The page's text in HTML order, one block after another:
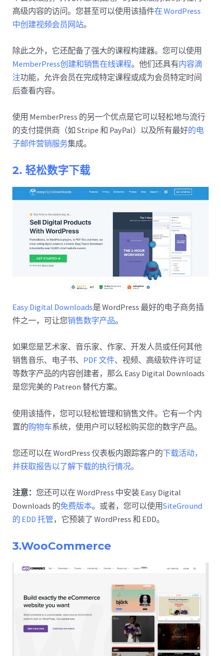
高级内容的访问。您甚至可以使用该插件在 WordPress
中创建视频会员网站。
除此之外，它还配备了强大的课程构建器。您可以使用
MemberPress创建和销售在线课程。他们还具有内容滴
注功能，允许会员在完成特定课程或成为会员特定时间
后查看内容。
使用 MemberPress 的另一个优点是它可以轻松地与流行
的支付提供商（如 Stripe 和 PayPal）以及所有最好的电
子邮件营销服务集成。
2. 轻松数字下载
Easy Digital Downloads是 WordPress 最好的电子商务插
件之一，可让您销售数字产品。
如果您是艺术家、音乐家、作家、开发人员或任何其他
销售音乐、电子书、 PDF 文件、视频、高级软件许可证
等数字产品的内容创建者，那么 Easy Digital Downloads
是您完美的 Patreon 替代方案。
使用该插件，您可以轻松管理和销售文件。它有一个内
置的购物车系统，使用户可以轻松购买您的数字产品。
您还可以在 WordPress 仪表板内跟踪客户的下载活动，
并获取报告以了解下载的执行情况。
注意：您还可以在 WordPress 中安装 Easy Digital
Downloads 的免费版本。或者，您可以使用SiteGround
的 EDD 托管，它预装了 WordPress 和 EDD。
3.WooCommerce